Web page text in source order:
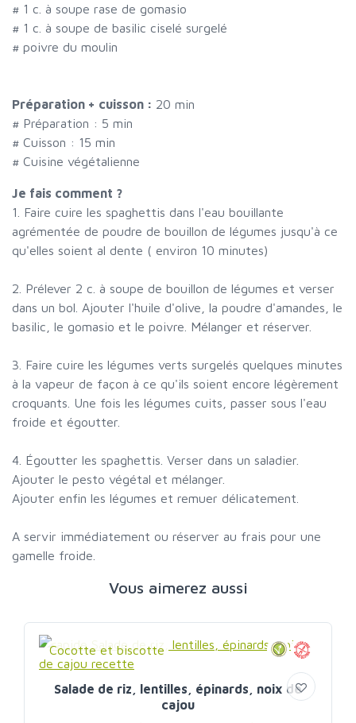
# 1 c. à soupe rase de gomasio
# 1 c. à soupe de basilic ciselé surgelé
# poivre du moulin
Préparation + cuisson : 20 min
# Préparation : 5 min
# Cuisson : 15 min
# Cuisine végétalienne
Je fais comment ?
1. Faire cuire les spaghettis dans l'eau bouillante
agrémentée de poudre de bouillon de légumes jusqu'à ce
qu'elles soient al dente ( environ 10 minutes)
2. Prélever 2 c. à soupe de bouillon de légumes et verser
dans un bol. Ajouter l'huile d'olive, la poudre d'amandes, le
basilic, le gomasio et le poivre. Mélanger et réserver.
3. Faire cuire les légumes verts surgelés quelques minutes
à la vapeur de façon à ce qu'ils soient encore légèrement
croquants. Une fois les légumes cuits, passer sous l'eau
froide et égoutter.
4. Égoutter les spaghettis. Verser dans un saladier.
Ajouter le pesto végétal et mélanger.
Ajouter enfin les légumes et remuer délicatement.
A servir immédiatement ou réserver au frais pour une
gamelle froide.
Vous aimerez aussi
Cocotte et biscotte
Salade de riz, lentilles, épinards, noix de
cajou